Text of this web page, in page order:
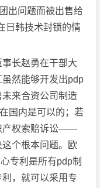
出问题而被出售给
日韩技术封锁的情
长赵勇在干部大
然能够开发出pdp
来合资公司制造
国内是可以的；若
产权索赔诉讼——
个根本问题。欧
专利是所有pdp制
，就可以采用专